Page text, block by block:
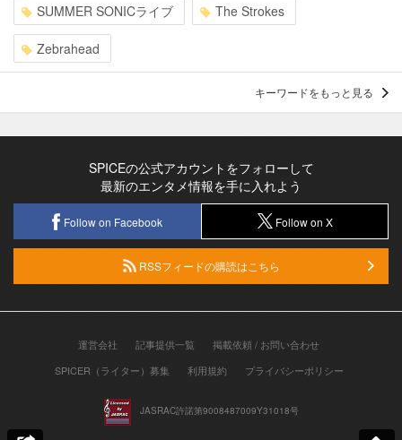
SUMMER SONICライブ The Strokes
Zebrahead
キーワードをもっと見る
SPICEの公式アカウントをフォローして
最新のエンタメ情報を手に入れよう
Follow on Facebook Follow on X
RSSフィードの購読はこちら
運営会社 記事提供一覧
掲載依頼 / お問い合わせ
SPICER（ライター）募集
利用規約 プライバシーポリシー
JASRAC許諾第9008487009Y31018号